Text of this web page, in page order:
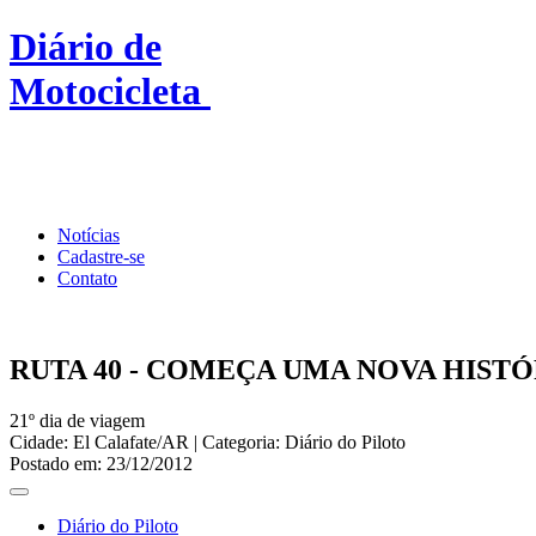
Diário de
Motocicleta
Notícias
Cadastre-se
Contato
RUTA 40 - COMEÇA UMA NOVA
21º dia de viagem
Cidade: El Calafate/AR | Categoria: Diário do Piloto
Postado em: 23/12/2012
Diário do Piloto